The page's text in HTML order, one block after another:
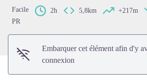
Facile 2h 5,8km +217m
PR
Embarquer cet élément afin d'y
connexion